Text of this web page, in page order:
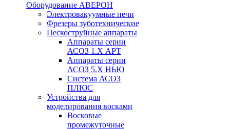
Оборудование АВЕРОН
Электровакуумные печи
Фрезеры зуботехнические
Пескоструйные аппараты
Аппараты серии
АСОЗ 1.Х АРТ
Аппараты серии
АСОЗ 5.Х НЬЮ
Система АСОЗ
ПЛЮС
Устройства для
моделирования восками
Восковые
промежуточные